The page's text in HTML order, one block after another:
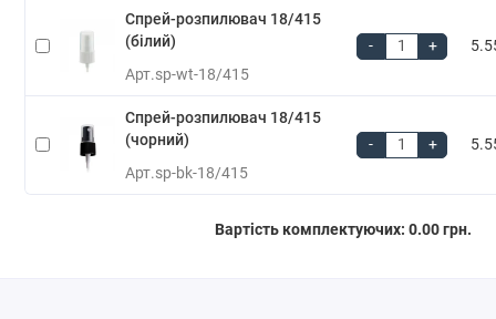
Спрей-розпилювач 18/415
(білий)
Арт.sp-wt-18/415
- +
Спрей-розпилювач 18/415
(чорний)
Арт.sp-bk-18/415
- +
Вартість комплектуючих: 0.00 грн.